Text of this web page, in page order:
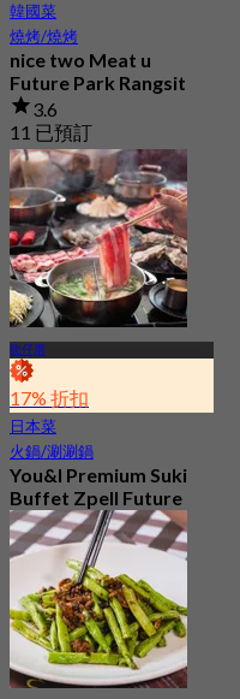
韓國菜
燒烤/燒烤
nice two Meat u
Future Park Rangsit
3.6
11 已預訂
起฿ 845
龍仔厝
17% 折扣
日本菜
火鍋/涮涮鍋
You&I Premium Suki
Buffet Zpell Future
Park Rangsit
4.7
2.1K 已預訂
起฿ 498